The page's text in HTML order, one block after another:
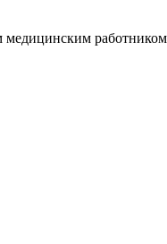
медицинским работником